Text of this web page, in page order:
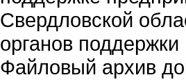
Свердловской
органов
Файловый архив